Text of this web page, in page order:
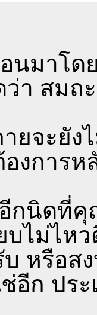
นมาโด
า สมถ
ยจะยัง
งการห
กนิดที่คุ
บไม่ไห
หรือสง
อีก ปร